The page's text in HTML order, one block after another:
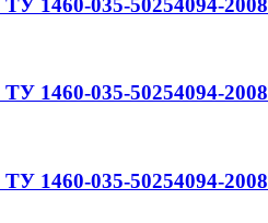
ТУ 1460-035-50254094-2008
ТУ 1460-035-50254094-2008
ТУ 1460-035-50254094-2008